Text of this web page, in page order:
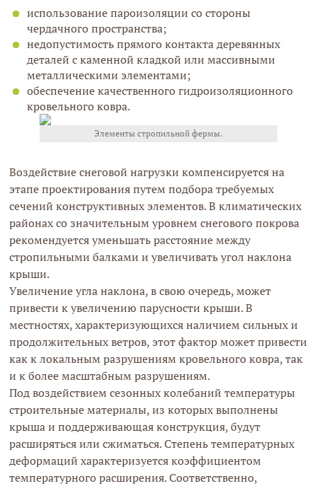
использование пароизоляции со стороны
чердачного пространства;
недопустимость прямого контакта деревянных
деталей с каменной кладкой или массивными
металлическими элементами;
обеспечение качественного гидроизоляционного
кровельного ковра.
Элементы стропильной фермы.
Воздействие снеговой нагрузки компенсируется на
этапе проектирования путем подбора требуемых
сечений конструктивных элементов. В климатических
районах со значительным уровнем снегового покрова
рекомендуется уменьшать расстояние между
стропильными балками и увеличивать угол наклона
крыши.
Увеличение угла наклона, в свою очередь, может
привести к увеличению парусности крыши. В
местностях, характеризующихся наличием сильных и
продолжительных ветров, этот фактор может привести
как к локальным разрушениям кровельного ковра, так
и к более масштабным разрушениям.
Под воздействием сезонных колебаний температуры
строительные материалы, из которых выполнены
крыша и поддерживающая конструкция, будут
расширяться или сжиматься. Степень температурных
деформаций характеризуется коэффициентом
температурного расширения. Соответственно,